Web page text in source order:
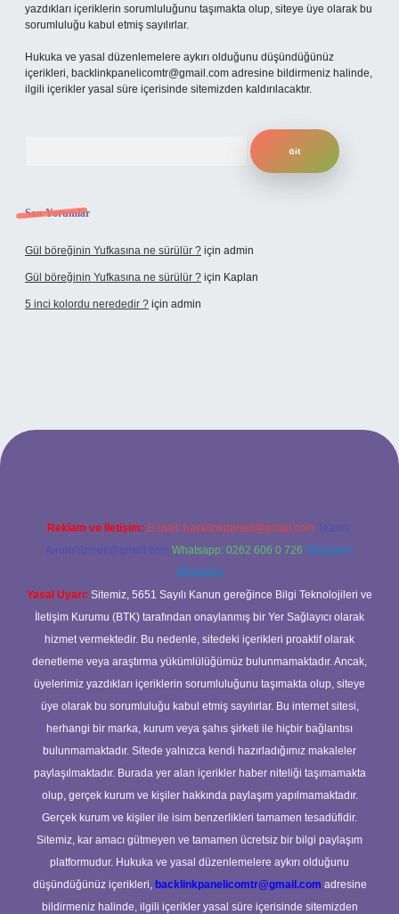
yazdıkları içeriklerin sorumluluğunu taşımakta olup, siteye üye olarak bu
sorumluluğu kabul etmiş sayılırlar.
Hukuka ve yasal düzenlemelere aykırı olduğunu düşündüğünüz
içerikleri, backlinkpanelicomtr@gmail.com adresine bildirmeniz halinde,
ilgili içerikler yasal süre içerisinde sitemizden kaldırılacaktır.
Son Yorumlar
Gül böreğinin Yufkasına ne sürülür ? için admin
Gül böreğinin Yufkasına ne sürülür ? için Kaplan
5 inci kolordu nerededir ? için admin
Reklam ve İletişim: E-mail: backlinkpaneli@gmail.com Teams:
forumhizmeti@gmail.com Whatsapp: 0262 606 0 726 Telegram:
@karabul
Yasal Uyarı: Sitemiz, 5651 Sayılı Kanun gereğince Bilgi Teknolojileri ve
İletişim Kurumu (BTK) tarafından onaylanmış bir Yer Sağlayıcı olarak
hizmet vermektedir. Bu nedenle, sitedeki içerikleri proaktif olarak
denetleme veya araştırma yükümlülüğümüz bulunmamaktadır. Ancak,
üyelerimiz yazdıkları içeriklerin sorumluluğunu taşımakta olup, siteye
üye olarak bu sorumluluğu kabul etmiş sayılırlar. Bu internet sitesi,
herhangi bir marka, kurum veya şahıs şirketi ile hiçbir bağlantısı
bulunmamaktadır. Sitede yalnızca kendi hazırladığımız makaleler
paylaşılmaktadır. Burada yer alan içerikler haber niteliği taşımamakta
olup, gerçek kurum ve kişiler hakkında paylaşım yapılmamaktadır.
Gerçek kurum ve kişiler ile isim benzerlikleri tamamen tesadüfidir.
Sitemiz, kar amacı gütmeyen ve tamamen ücretsiz bir bilgi paylaşım
platformudur. Hukuka ve yasal düzenlemelere aykırı olduğunu
düşündüğünüz içerikleri, backlinkpanelicomtr@gmail.com adresine
bildirmeniz halinde, ilgili içerikler yasal süre içerisinde sitemizden